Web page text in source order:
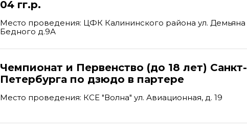
04 гг.р.
Место проведения: ЦФК Калининского района ул. Демьяна
Бедного д.9А
Чемпионат и Первенство (до 18 лет) Санкт-
Петербурга по дзюдо в партере
Место проведения: КСЕ "Волна" ул. Авиационная, д. 19